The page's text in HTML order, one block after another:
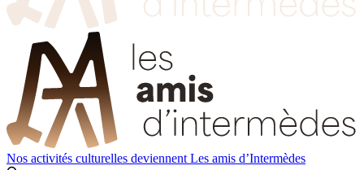
Nos activités culturelles deviennent Les amis d’Intermèdes